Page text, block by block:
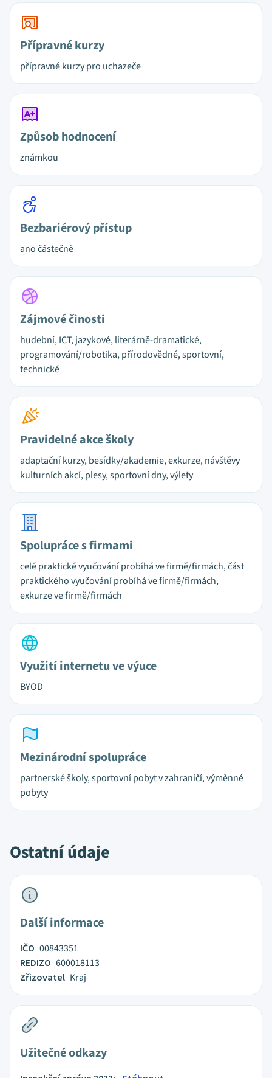
Přípravné kurzy
přípravné kurzy pro uchazeče
Způsob hodnocení
známkou
Bezbariérový přístup
ano částečně
Zájmové činosti
hudební, ICT, jazykové, literárně-dramatické,
programování/robotika, přírodovědné, sportovní,
technické
Pravidelné akce školy
adaptační kurzy, besídky/akademie, exkurze, návštěvy
kulturních akcí, plesy, sportovní dny, výlety
Spolupráce s firmami
celé praktické vyučování probíhá ve firmě/firmách, část
praktického vyučování probíhá ve firmě/firmách,
exkurze ve firmě/firmách
Využití internetu ve výuce
BYOD
Mezinárodní spolupráce
partnerské školy, sportovní pobyt v zahraničí, výměnné
pobyty
Ostatní údaje
Další informace
IČO 00843351
REDIZO 600018113
Zřizovatel Kraj
Užitečné odkazy